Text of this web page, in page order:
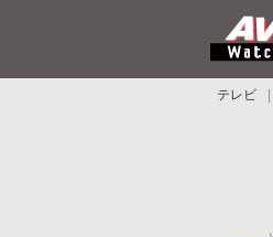
テレビ